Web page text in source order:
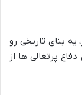
یه بنای تاریخی رو
پرتغالی ها از